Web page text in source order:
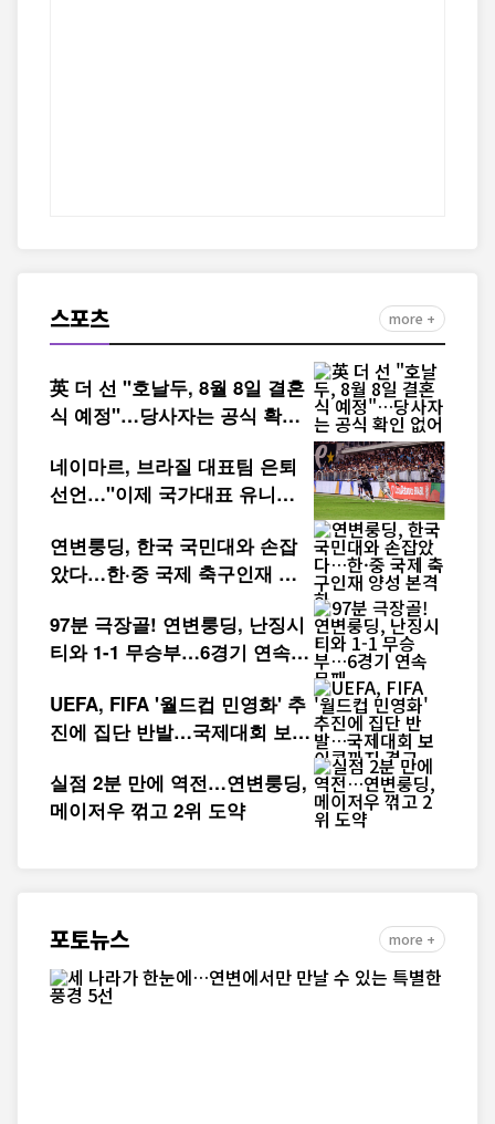
스포츠 more +
英 더 선 "호날두, 8월 8일 결혼
식 예정"…당사자는 공식 확인
네이마르, 브라질 대표팀 은퇴
선언…"이제 국가대표 유니폼
연변룽딩, 한국 국민대와 손잡
았다…한·중 국제 축구인재 양
97분 극장골! 연변룽딩, 난징시
티와 1-1 무승부…6경기 연속
UEFA, FIFA '월드컵 민영화' 추
진에 집단 반발…국제대회 보이
실점 2분 만에 역전…연변룽딩,
메이저우 꺾고 2위 도약
포토뉴스 more +